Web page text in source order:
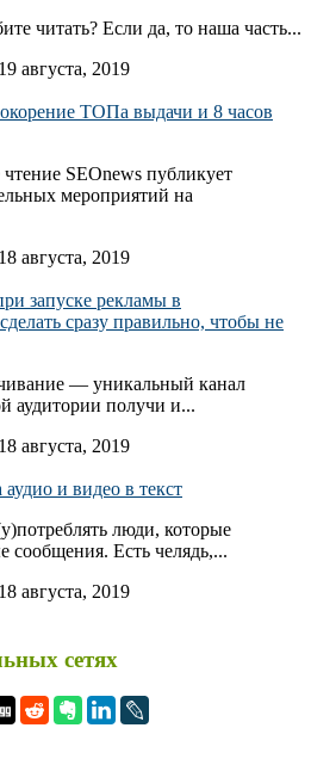
читать? Если да, то наша часть...
августа, 2019
ТОПа выдачи и 8 часов
SEOnews публикует
мероприятий на
августа, 2019
запуске рекламы в
сразу правильно, чтобы не
— уникальный канал
аудитории получи и...
августа, 2019
и видео в текст
люди, которые
сообщения. Есть челядь,...
августа, 2019
сетях